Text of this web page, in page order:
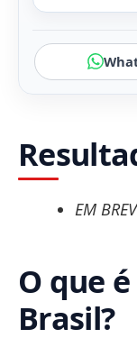
EM
O que
Brasil?